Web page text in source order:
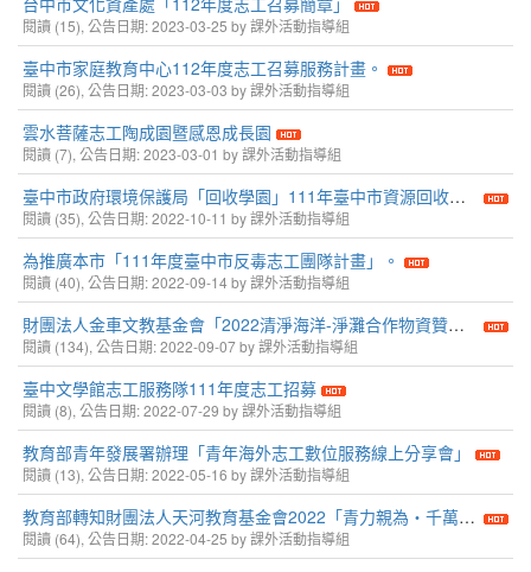
閱讀 (15), 公告日期: 2023-03-25 by 課外活動指導組
臺中市家庭教育中心112年度志工召募服務計畫。
閱讀 (26), 公告日期: 2023-03-03 by 課外活動指導組
雲水菩薩志工陶成園暨感恩成長園
閱讀 (7), 公告日期: 2023-03-01 by 課外活動指導組
臺中市政府環境保護局「回收學園」111年臺中市資源回收推廣學生服務學習計畫
閱讀 (35), 公告日期: 2022-10-11 by 課外活動指導組
為推廣本市「111年度臺中市反毒志工團隊計畫」。
閱讀 (40), 公告日期: 2022-09-14 by 課外活動指導組
財團法人金車文教基金會「2022清淨海洋-淨灘合作物資贊助計畫」。
閱讀 (134), 公告日期: 2022-09-07 by 課外活動指導組
臺中文學館志工服務隊111年度志工招募
閱讀 (8), 公告日期: 2022-07-29 by 課外活動指導組
教育部青年發展署辦理「青年海外志工數位服務線上分享會」
閱讀 (13), 公告日期: 2022-05-16 by 課外活動指導組
教育部轉知財團法人天河教育基金會2022「青力親為‧千萬祝福服務學習獎勵計畫」
閱讀 (64), 公告日期: 2022-04-25 by 課外活動指導組